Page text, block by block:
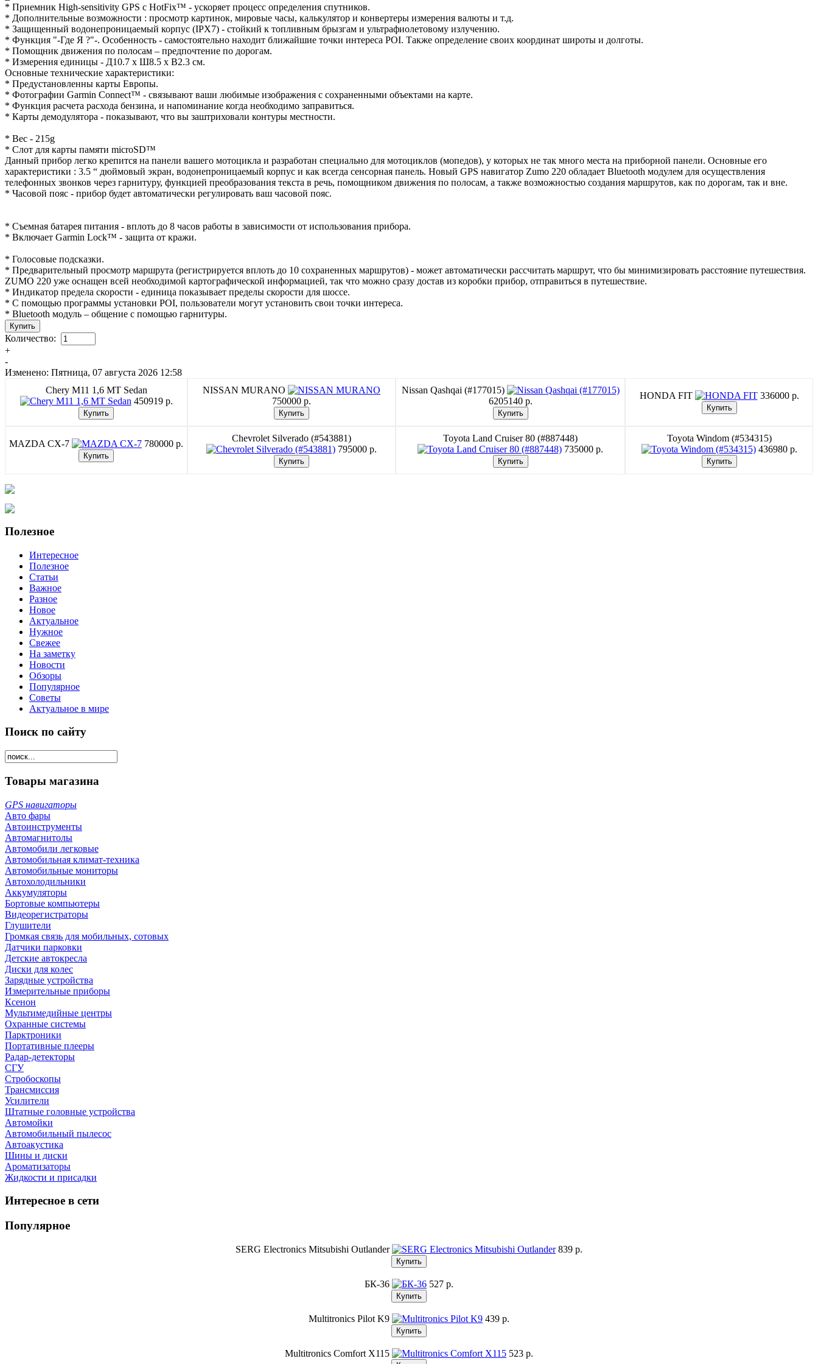
* Приемник High-sensitivity GPS с HotFix™ - ускоряет процесс определения спутников.
* Дополнительные возможности : просмотр картинок, мировые часы, калькулятор и конвертеры измерения валюты и т.д.
* Защищенный водонепроницаемый корпус (IPX7) - стойкий к топливным брызгам и ультрафиолетовому излучению.
* Функция "-Где Я ?"-. Особенность - самостоятельно находит ближайшие точки интереса POI. Также определение своих координат широты и долготы.
* Помощник движения по полосам – предпочтение по дорогам.
* Измерения единицы - Д10.7 x Ш8.5 x В2.3 см.
Основные технические характеристики:
* Предустановленны карты Европы.
* Фотографии Garmin Connect™ - связывают ваши любимые изображения с сохраненными объектами на карте.
* Функция расчета расхода бензина, и напоминание когда необходимо заправиться.
* Карты демодулятора - показывают, что вы заштриховали контуры местности.
* Вес - 215g
* Слот для карты памяти microSD™
Данный прибор легко крепится на панели вашего мотоцикла и разработан специально для мотоциклов (мопедов), у которых не так много места на приборной панели. Основные его
характеристики : 3.5 “ дюймовый экран, водонепроницаемый корпус и как всегда сенсорная панель. Новый GPS навигатор Zumo 220 обладает Bluetooth модулем для осуществления
телефонных звонков через гарнитуру, функцией преобразования текста в речь, помощником движения по полосам, а также возможностью создания маршрутов, как по дорогам, так и вне.
* Часовой пояс - прибор будет автоматически регулировать ваш часовой пояс.
* Съемная батарея питания - вплоть до 8 часов работы в зависимости от использования прибора.
* Включает Garmin Lock™ - защита от кражи.
* Голосовые подсказки.
* Предварительный просмотр маршрута (регистрируется вплоть до 10 сохраненных маршрутов) - может автоматически рассчитать маршрут, что бы минимизировать расстояние путешествия.
ZUMO 220 уже оснащен всей необходимой картографической информацией, так что можно сразу достав из коробки прибор, отправиться в путешествие.
* Индикатор предела скорости - единица показывает пределы скорости для шоссе.
* С помощью программы установки POI, пользователи могут установить свои точки интереса.
* Bluetooth модуль – общение c помощью гарнитуры.
Количество:
+
-
Изменено: Пятница, 07 августа 2026 12:58
Chery M11 1,6 MT Sedan
450919 p.
NISSAN MURANO
750000 p.
Nissan Qashqai (#177015)
6205140 p.
HONDA FIT 336000 p.
MAZDA CX-7 780000 p.
Chevrolet Silverado (#543881)
795000 p.
Toyota Land Cruiser 80 (#887448)
735000 p.
Toyota Windom (#534315)
436980 p.
Полезное
Интересное
Полезное
Статьи
Важное
Разное
Новое
Актуальное
Нужное
Свежее
На заметку
Новости
Обзоры
Популярное
Советы
Актуальное в мире
Поиск по сайту
Товары магазина
GPS навигаторы
Авто фары
Автоинструменты
Автомагнитолы
Автомобили легковые
Автомобильная климат-техника
Автомобильные мониторы
Автохолодильники
Аккумуляторы
Бортовые компьютеры
Видеорегистраторы
Глушители
Громкая связь для мобильных, сотовых
Датчики парковки
Детские автокресла
Диски для колес
Зарядные устройства
Измерительные приборы
Ксенон
Мультимедийные центры
Охранные системы
Парктроники
Портативные плееры
Радар-детекторы
СГУ
Стробоскопы
Трансмиссия
Усилители
Штатные головные устройства
Автомойки
Автомобильный пылесос
Автоакустика
Шины и диски
Ароматизаторы
Жидкости и присадки
Интересное в сети
Популярное
SERG Electronics Mitsubishi Outlander 839 p.
БК-36 527 p.
Multitronics Pilot K9 439 p.
Multitronics Comfort X115 523 p.